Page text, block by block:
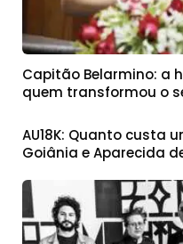
Capitão Belarmino: a
quem transformou o
AU18K: Quanto custa
Goiânia e Aparecida